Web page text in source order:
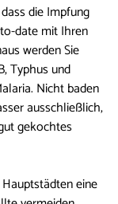
die Impfung
date mit Ihren
werden Sie
Typhus und
Nicht baden
ausschließlich,
gekochtes
eine